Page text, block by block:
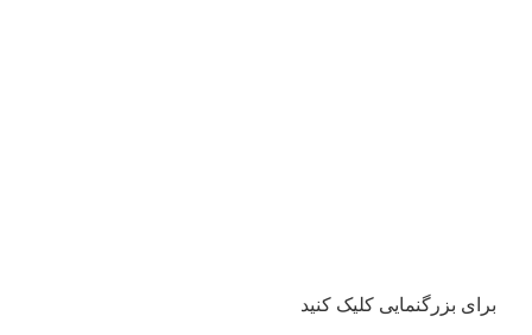
برای بزرگنمایی کلیک کنید